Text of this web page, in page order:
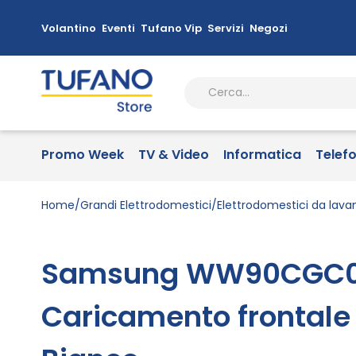
Volantino Eventi Tufano Vip Servizi Negozi
Promo Week TV & Video Informatica
Home Grandi Elettrodomestici Elettrodomestici da
Samsung
Caricamento